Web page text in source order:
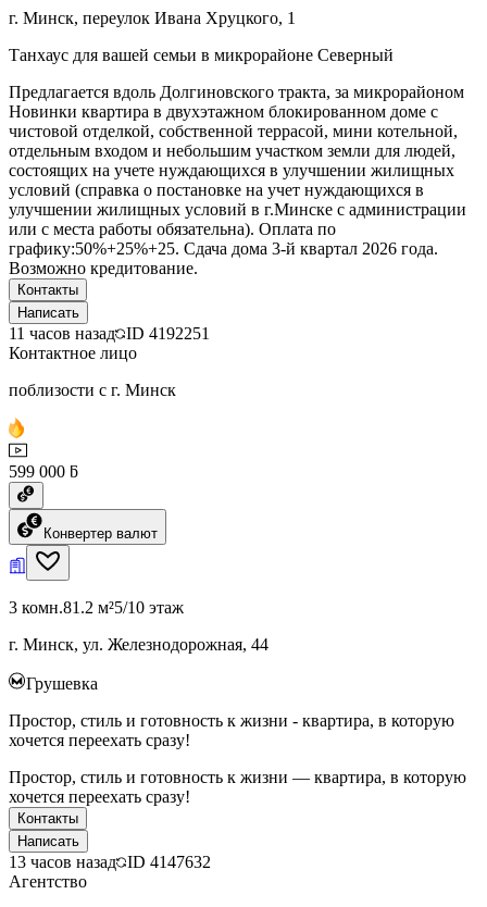
г. Минск, переулок Ивана Хруцкого, 1
Танхаус для вашей семьи в микрорайоне Северный
Предлагается вдоль Долгиновского тракта, за микрорайоном
Новинки квартира в двухэтажном блокированном доме с
чистовой отделкой, собственной террасой, мини котельной,
отдельным входом и небольшим участком земли для людей,
состоящих на учете нуждающихся в улучшении жилищных
условий (справка о постановке на учет нуждающихся в
улучшении жилищных условий в г.Минске с администрации
или с места работы обязательна). Оплата по
графику:50%+25%+25. Сдача дома 3-й квартал 2026 года.
Возможно кредитование.
Контакты
Написать
11 часов назад ID 4192251
Контактное лицо
поблизости с г. Минск
599 000 ƃ
Конвертер валют
3 комн.81.2 м²5/10 этаж
г. Минск, ул. Железнодорожная, 44
Грушевка
Простор, стиль и готовность к жизни - квартира, в которую
хочется переехать сразу!
Простор, стиль и готовность к жизни — квартира, в которую
хочется переехать сразу!
Контакты
Написать
13 часов назад ID 4147632
Агентство